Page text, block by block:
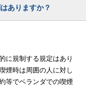
ありますか？
に規制する規定はあり
煙時は周囲の人に対し
等でベランダでの喫煙